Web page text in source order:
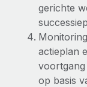
beheert
Phiture, een
mobiele
Meer
gerichte
actieplan
op basis